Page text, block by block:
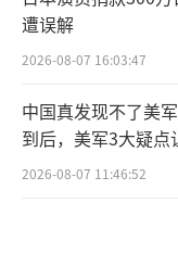
遭误解
2026-08-07 16:03:47
中国真发现不了美
到后，美军3大疑点
如此
2026-08-07 11:46:52